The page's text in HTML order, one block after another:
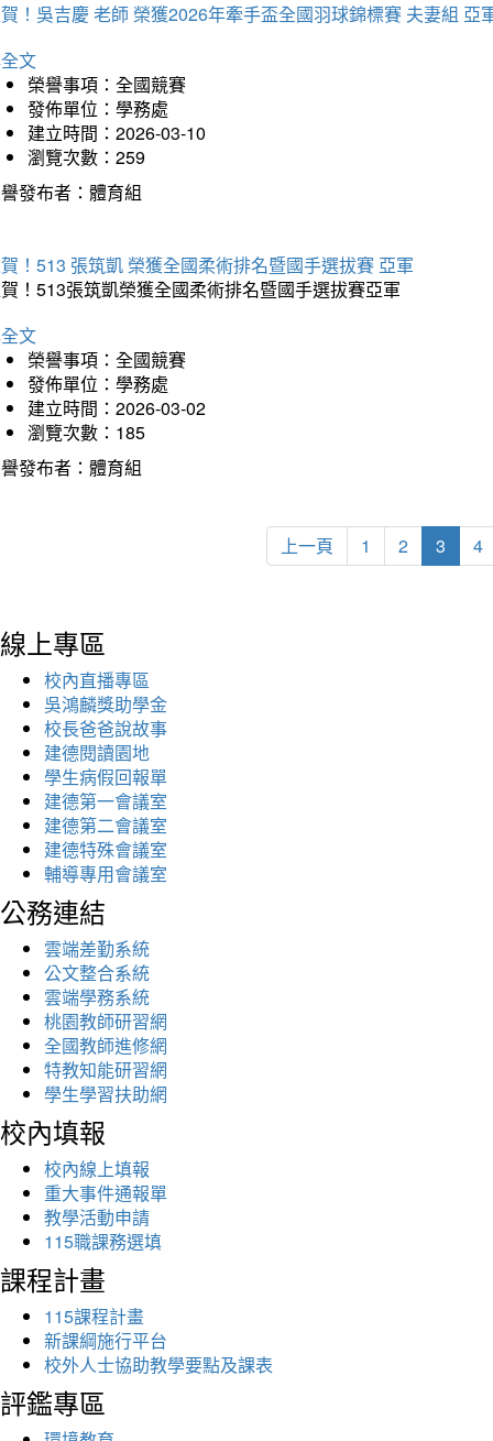
！吳吉慶 老師 榮獲2026年牽手盃全國羽球錦標賽 夫妻組 亞
文
榮譽事項：全國競賽
發佈單位：學務處
建立時間：2026-03-10
瀏覽次數：259
發布者：體育組
！513 張筑凱 榮獲全國柔術排名暨國手選拔賽 亞軍
！513張筑凱榮獲全國柔術排名暨國手選拔賽亞軍
文
榮譽事項：全國競賽
發佈單位：學務處
建立時間：2026-03-02
瀏覽次數：185
發布者：體育組
上一頁 1 2 3 4
線上專區
校內直播專區
吳鴻麟獎助學金
校長爸爸說故事
建德閱讀園地
學生病假回報單
建德第一會議室
建德第二會議室
建德特殊會議室
輔導專用會議室
公務連結
雲端差勤系統
公文整合系統
雲端學務系統
桃園教師研習網
全國教師進修網
特教知能研習網
學生學習扶助網
校內填報
校內線上填報
重大事件通報單
教學活動申請
115職課務選填
課程計畫
115課程計畫
新課綱施行平台
校外人士協助教學要點及課表
評鑑專區